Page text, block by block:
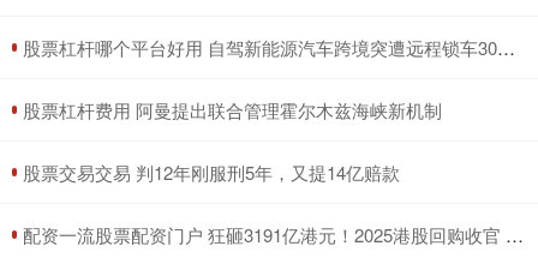
​股票杠杆哪个平台好用 自驾新能源汽车跨境突遭远程锁车30多小时 车主：事前未提醒出境会被锁车
​股票杠杆费用 阿曼提出联合管理霍尔木兹海峡新机制
​股票交易交易 判12年刚服刑5年，又提14亿赔款
​配资一流股票配资门户 狂砸3191亿港元！2025港股回购收官 腾讯独揽1/4 连续四年“称王”